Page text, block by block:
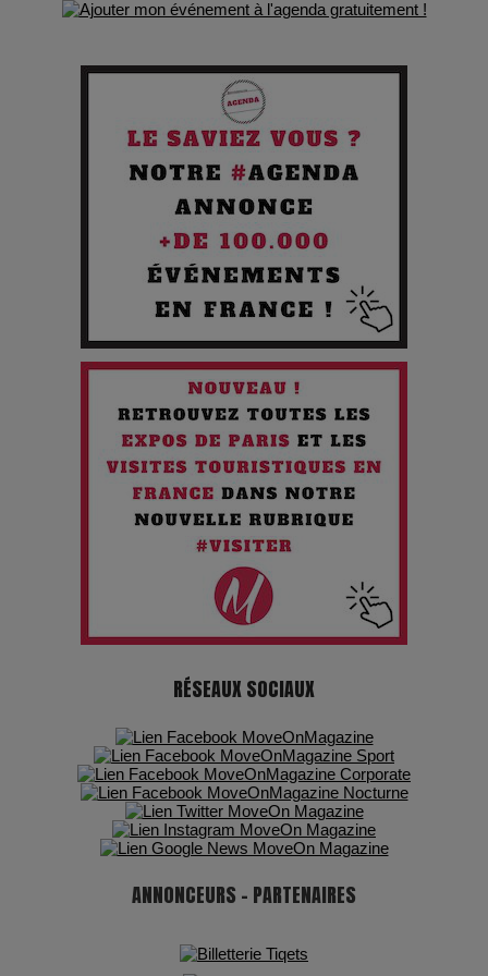
Pourquoi les Petites Entreprises Créatives Deviennent les
Cibles des Hackers
Les 3 meilleures destinations pour des vacances sportives
Quand l'Opéra Rencontre l'IA : Lola Volonakis, l'Artiste du
Chien 51 - Quand l’IA prend le pouvoir : une plongée dans un
futur troublant
Maïra Kerey, la “voix d’or du Kazakhstan”, célèbre ses 30
ans de carrière à la Salle Gaveau
Les dessous de la fast fashion : un désastre écologique en
Adieu Jean-Pat : rire au bord du précipice
Pharaonic Festival 2025 : 10 ans d’électro sous les
montagnes, une fête à ne pas manquer
RÉSEAUX SOCIAUX
ANNONCEURS - PARTENAIRES